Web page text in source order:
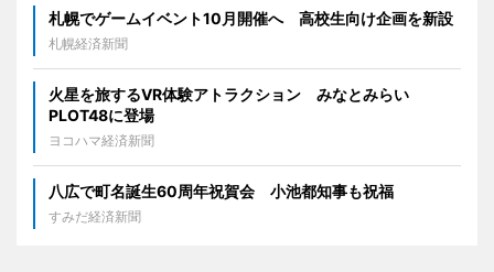
札幌でゲームイベント10月開催へ 高校生向け企画を新設
札幌経済新聞
火星を旅するVR体験アトラクション みなとみらい
PLOT48に登場
ヨコハマ経済新聞
八広で町名誕生60周年祝賀会 小池都知事も祝福
すみだ経済新聞